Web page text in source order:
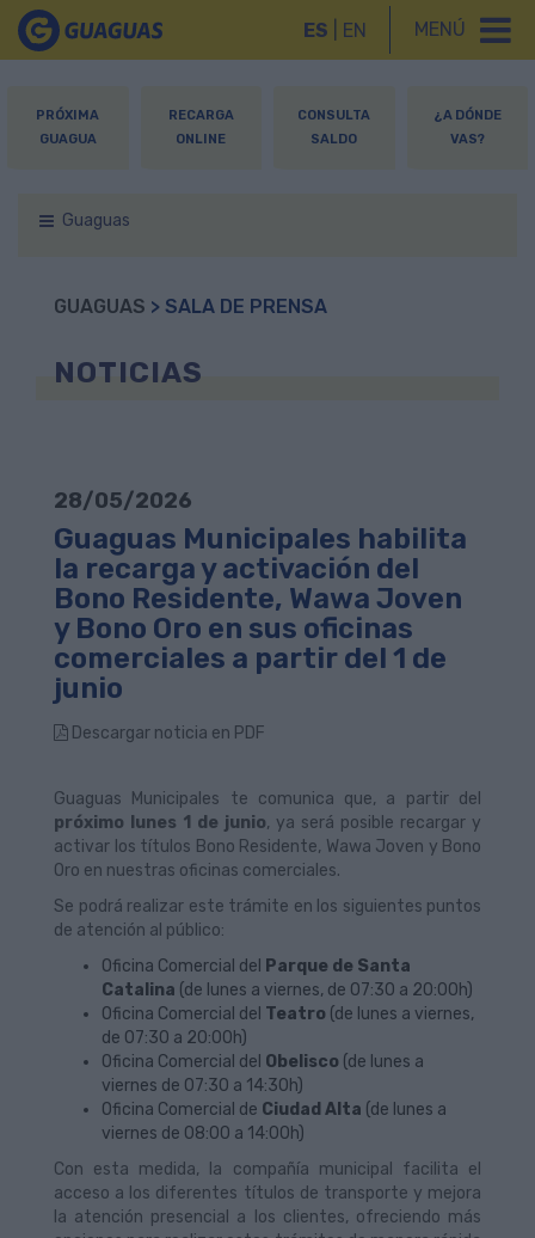
MENÚ
ES EN
PRÓXIMA
GUAGUA
RECARGA
ONLINE
CONSULTA
SALDO
¿A DÓNDE
VAS?
Guaguas
GUAGUAS > SALA DE PRENSA
NOTICIAS
28/05/2026
Guaguas Municipales habilita
la recarga y activación del
Bono Residente, Wawa Joven
y Bono Oro en sus oficinas
comerciales a partir del 1 de
junio
Descargar noticia en PDF
Guaguas Municipales te comunica que, a partir del
próximo lunes 1 de junio, ya será posible recargar y
activar los títulos Bono Residente, Wawa Joven y Bono
Oro en nuestras oficinas comerciales.
Se podrá realizar este trámite en los siguientes puntos
de atención al público:
Oficina Comercial del Parque de Santa
Catalina (de lunes a viernes, de 07:30 a 20:00h)
Oficina Comercial del Teatro (de lunes a viernes,
de 07:30 a 20:00h)
Oficina Comercial del Obelisco (de lunes a
viernes de 07:30 a 14:30h)
Oficina Comercial de Ciudad Alta (de lunes a
viernes de 08:00 a 14:00h)
Con esta medida, la compañía municipal facilita el
acceso a los diferentes títulos de transporte y mejora
la atención presencial a los clientes, ofreciendo más